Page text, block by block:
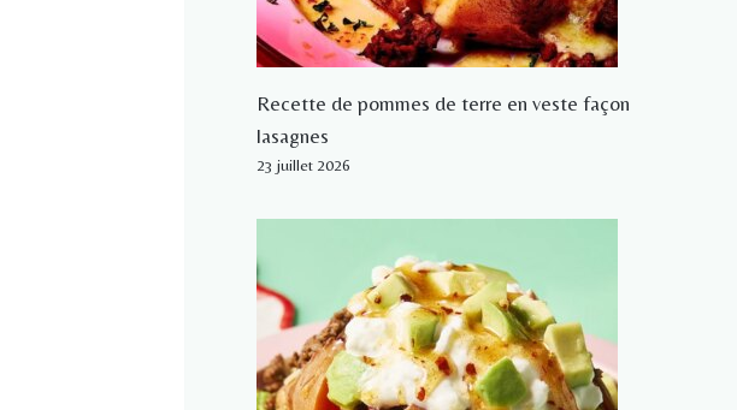
Recette de pommes de terre en veste façon
lasagnes
23 juillet 2026